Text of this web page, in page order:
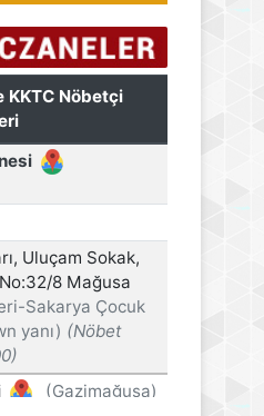
Arıklı, YDP’nin Lefkoşa Türk Belediyesi Başkan Adayını açıkladı
6 Ağustos 2026